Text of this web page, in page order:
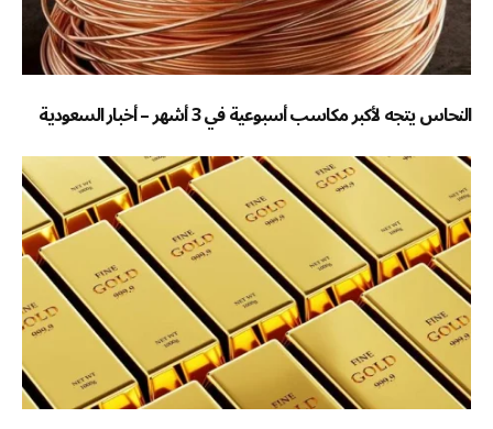
النحاس يتجه لأكبر مكاسب أسبوعية في 3 أشهر – أخبار السعودية